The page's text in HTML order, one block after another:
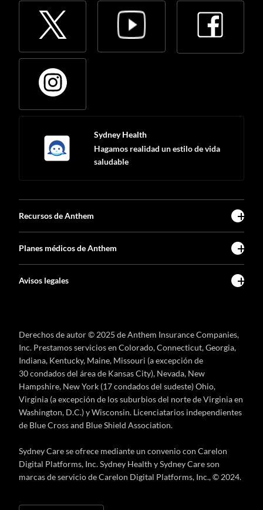
Sydney Health
Hagamos realidad un estilo de vida
saludable
Recursos de Anthem
Planes médicos de Anthem
Avisos legales
Derechos de autor © 2025 de Anthem Insurance Companies,
Inc. Prestamos servicios en Colorado, Connecticut, Georgia,
Indiana, Kentucky, Maine, Missouri (a excepción de
30 condados del área de Kansas City), Nevada, New
Hampshire, New York (17 condados del sudeste) Ohio,
Virginia (a excepción de los suburbios del norte de Virginia en
Washington, D.C.) y Wisconsin. Licenciatarios independientes
de Blue Cross and Blue Shield Association.
Sydney Care se ofrece mediante un convenio con Carelon
Digital Platforms, Inc. Sydney Health y Sydney Care son
marcas de servicio de Carelon Digital Platforms, Inc., © 2024.